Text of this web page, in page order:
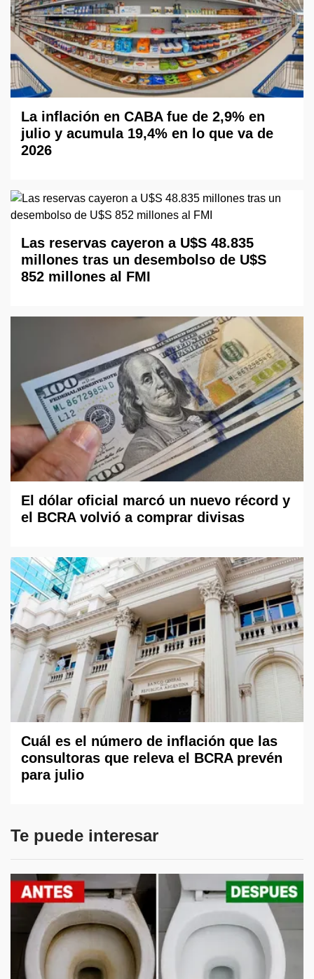
La inflación en CABA fue de 2,9% en
julio y acumula 19,4% en lo que va de
2026
Las reservas cayeron a U$S 48.835
millones tras un desembolso de U$S
852 millones al FMI
El dólar oficial marcó un nuevo récord y
el BCRA volvió a comprar divisas
Cuál es el número de inflación que las
consultoras que releva el BCRA prevén
para julio
Te puede interesar